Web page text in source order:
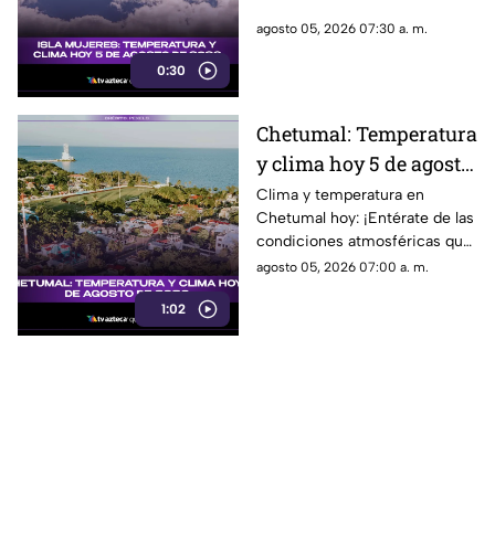
0:30
agosto 05, 2026 07:30 a. m.
1:02
Chetumal: Temperatura
y clima hoy 5 de agosto
de 2026.
Clima y temperatura en
Chetumal hoy: ¡Entérate de las
condiciones atmosféricas que
nos esperan en el sur!
agosto 05, 2026 07:00 a. m.